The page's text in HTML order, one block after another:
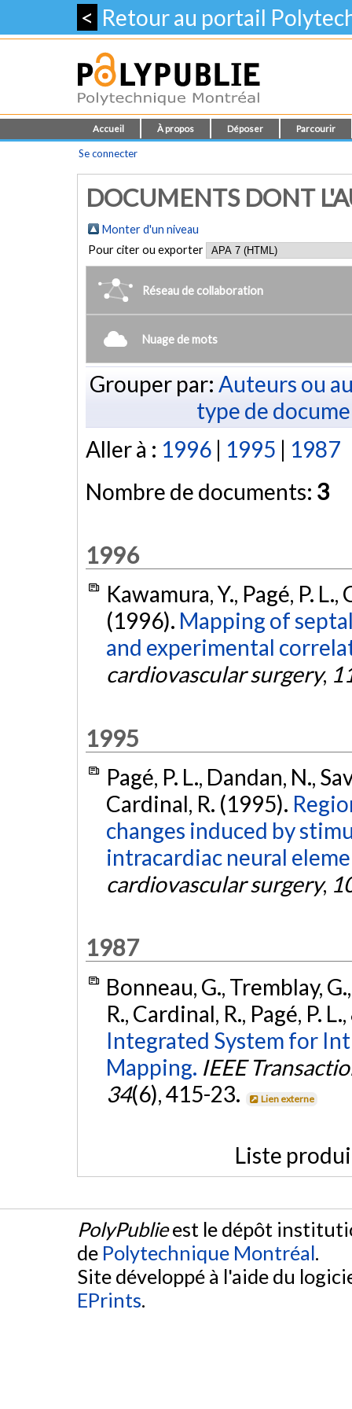
< Retour au portail
Accueil À propos Déposer Parcourir
Se connecter
DOCUMENTS DONT
Monter d'un niveau
Pour citer ou exporter
Réseau de collaboration
Nuage de mots
Grouper par: Auteurs ou
type de
Aller à : 1996 | 1995 | 1987
Nombre de documents: 3
1996
Kawamura, Y., Pagé, P.
(1996). Mapping of
and experimental
cardiovascular surgery,
1995
Pagé, P. L., Dandan, N.,
Cardinal, R. (1995).
changes induced by
intracardiac neural
cardiovascular surgery,
1987
Bonneau, G., Tremblay,
R., Cardinal, R., Pagé, P.
Integrated System for
Mapping. IEEE
34(6), 415-23. Lien externe
Liste
PolyPublieest le dépôt
de Polytechnique Montréal.
Site développé à l'aide du
EPrints.